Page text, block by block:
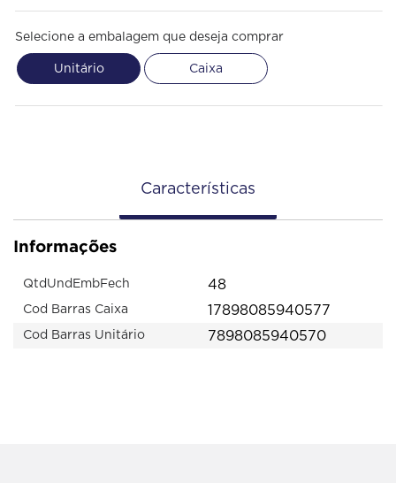
Selecione a embalagem que deseja comprar
Unitário Caixa
Características
Informações
QtdUndEmbFech 48
Cod Barras Caixa 17898085940577
Cod Barras Unitário 7898085940570